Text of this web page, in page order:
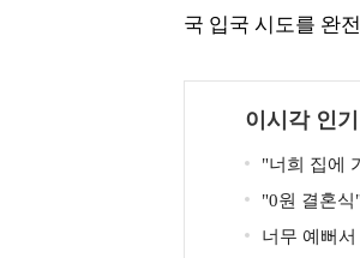
국 입국 시도를 완
이시각 인
"너희 집에
황당한 요구
"0원 결혼
예인너무 예뻐